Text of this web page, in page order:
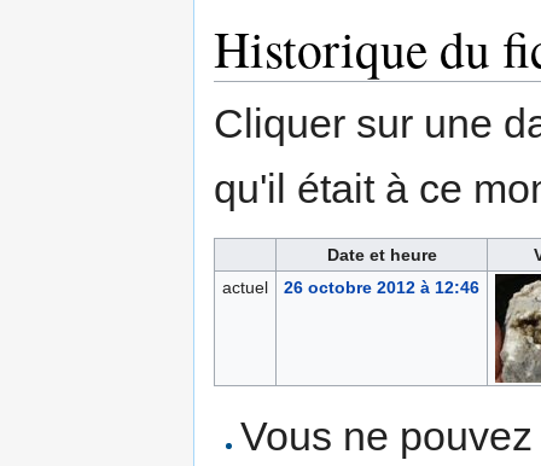
Historique du
Cliquer sur une
qu'il était à ce
Date et heure
actuel
26 octobre 2012 à 12:46
Vous ne